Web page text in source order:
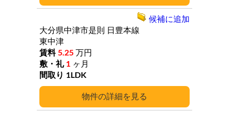
詳細
大分県中津市是則
日豊本線
東中津
5.25 万円
1 ヶ月
1LDK
候補に追加